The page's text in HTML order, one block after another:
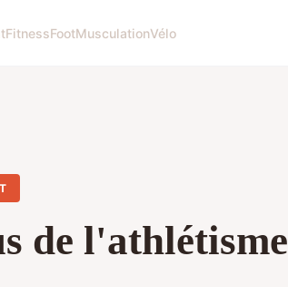
FitnessFootMusculationVélo
de l'athlétisme